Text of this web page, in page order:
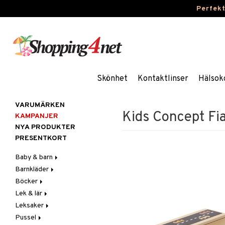
Skönhet Kontaktlinser
Kids Concept
VARUMÄRKEN
KAMPANJER
NYA PRODUKTER
PRESENTKORT
Baby & barn
Accessoarer
För håret
Hattar & Mössor
Övrigt
Plånböcker
Aktivitet
Babygym
Babysitters
Bit & Skallra
Äta
Barnservis
Haklappar
Badrockar & Handdukar
Barnvagnstillbehör
Barnkläder
Accessoarer
Kepsar & Solhattar
Badkläder & UV-kläder
Klänningar
Nederdelar
Böcker
Dagböcker
Läs & Lär
Målarböcker
Lek & lär
Experiment
Inlärningsspel
Leksaker
Adventskalendrar
Pussel